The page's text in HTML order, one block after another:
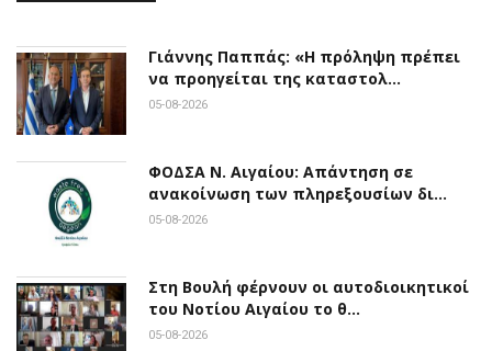
Γιάννης Παππάς: «Η πρόληψη πρέπει
να προηγείται της καταστολ…
05-08-2026
ΦΟΔΣΑ Ν. Αιγαίου: Απάντηση σε
ανακοίνωση των πληρεξουσίων δι…
05-08-2026
Στη Βουλή φέρνουν οι αυτοδιοικητικοί
του Νοτίου Αιγαίου το θ…
05-08-2026